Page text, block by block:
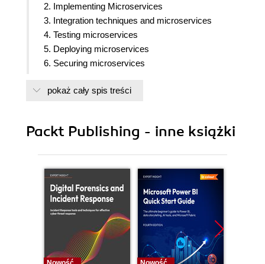
2. Implementing Microservices
3. Integration techniques and microservices
4. Testing microservices
5. Deploying microservices
6. Securing microservices
8. Scaling microservices
pokaż cały spis treści
Packt Publishing - inne książki